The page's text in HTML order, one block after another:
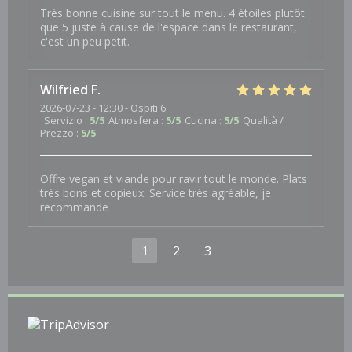
Très bonne cuisine sur tout le menu. 4 étoiles plutôt
que 5 juste à cause de l'espace dans le restaurant,
c'est un peu petit.
Wilfried F
2026-07-23 - 12:30 - Ospiti 6
Servizio : 5/5 Atmosfera : 5/5 Cucina : 5/5 Qualità /
Prezzo : 5/5
Offre vegan et viande pour ravir tout le monde. Plats
très bons et copieux. Service très agréable, je
recommande
1 2 3